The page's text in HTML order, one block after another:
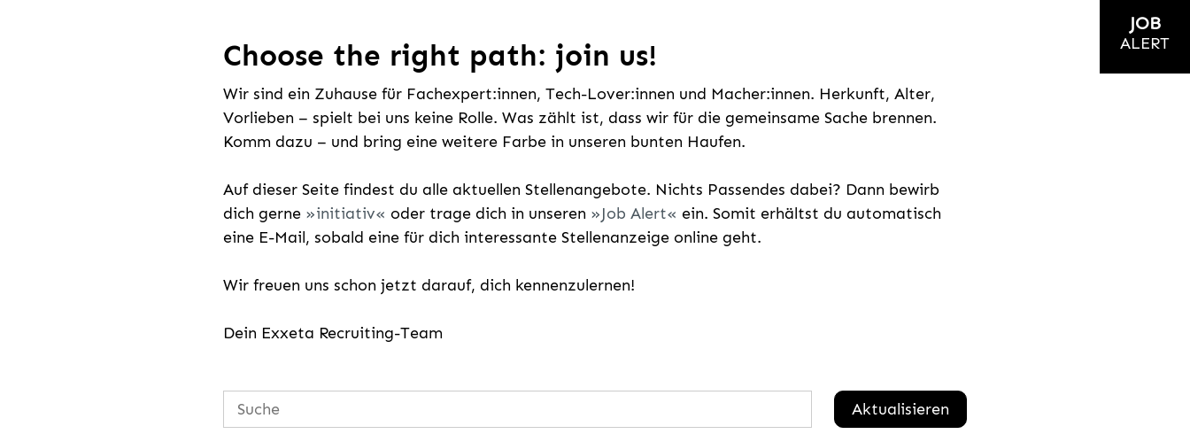
Choose the right path: join us!
Wir sind ein Zuhause für Fachexpert:innen, Tech-Lover:innen und Macher:innen. Herkunft, Alter,
Vorlieben – spielt bei uns keine Rolle. Was zählt ist, dass wir für die gemeinsame Sache brennen.
Komm dazu – und bring eine weitere Farbe in unseren bunten Haufen.
Auf dieser Seite findest du alle aktuellen Stellenangebote. Nichts Passendes dabei? Dann bewirb
dich gerne
initiativ oder trage dich in unseren Job Alert
ein. Somit erhältst du automatisch
eine E-Mail, sobald eine für dich interessante Stellenanzeige online geht.
Wir freuen uns schon jetzt darauf, dich kennenzulernen!
Dein Exxeta Recruiting-Team
Aktualisieren
JOB
ALERT